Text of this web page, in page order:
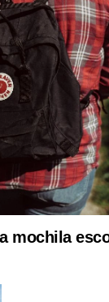
mochila